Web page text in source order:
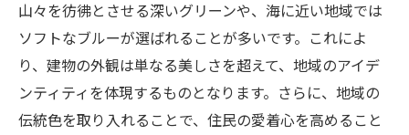
山々を彷彿とさせる深いグリーンや、海に近い地域では
ソフトなブルーが選ばれることが多いです。これによ
り、建物の外観は単なる美しさを超えて、地域のアイデ
ンティティを体現するものとなります。さらに、地域の
伝統色を取り入れることで、住民の愛着心を高めること